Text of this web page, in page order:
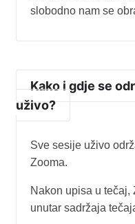
slobodno nam se
Kako i gdje se
uživo?
Sve sesije uživo
Zooma.
Nakon upisa u tečaj,
unutar sadržaja